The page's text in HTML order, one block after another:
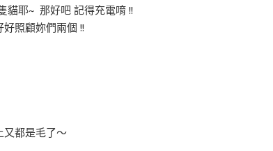
貓耶~ 那好吧 記得充電唷 !!
照顧妳們兩個 !!
又都是毛了～